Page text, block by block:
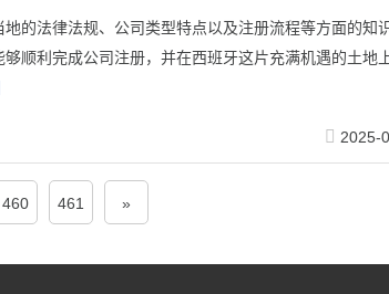
的法律法规、公司类型特点以及注册流程等方面的知识
顺利完成公司注册，并在西班牙这片充满机遇的土地
2025-
460 461 »